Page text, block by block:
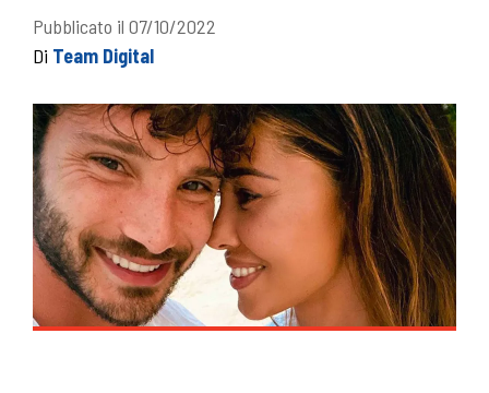
Pubblicato il 07/10/2022
Di Team Digital